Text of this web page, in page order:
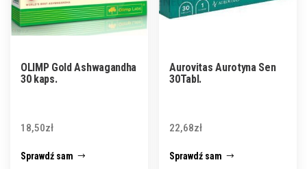
OLIMP Gold Ashwagandha
30 kaps.
18,50zł
Sprawdź sam
Aurovitas Aurotyna Sen
30Tabl.
22,68zł
Sprawdź sam